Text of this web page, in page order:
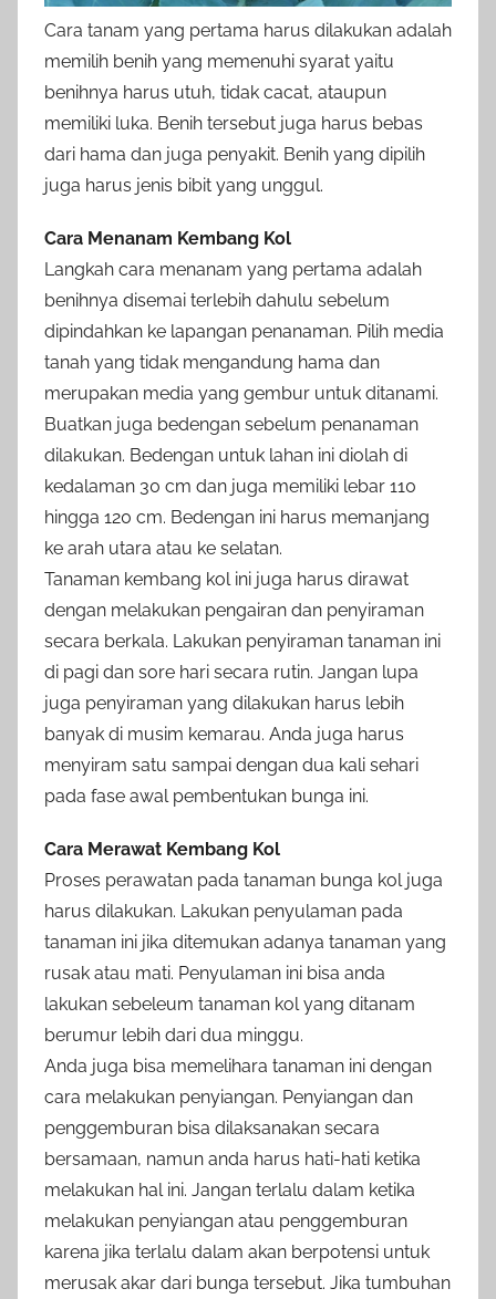
Cara tanam yang pertama harus dilakukan adalah
memilih benih yang memenuhi syarat yaitu
benihnya harus utuh, tidak cacat, ataupun
memiliki luka. Benih tersebut juga harus bebas
dari hama dan juga penyakit. Benih yang dipilih
juga harus jenis bibit yang unggul.
Cara Menanam Kembang Kol
Langkah cara menanam yang pertama adalah
benihnya disemai terlebih dahulu sebelum
dipindahkan ke lapangan penanaman. Pilih media
tanah yang tidak mengandung hama dan
merupakan media yang gembur untuk ditanami.
Buatkan juga bedengan sebelum penanaman
dilakukan. Bedengan untuk lahan ini diolah di
kedalaman 30 cm dan juga memiliki lebar 110
hingga 120 cm. Bedengan ini harus memanjang
ke arah utara atau ke selatan.
Tanaman kembang kol ini juga harus dirawat
dengan melakukan pengairan dan penyiraman
secara berkala. Lakukan penyiraman tanaman ini
di pagi dan sore hari secara rutin. Jangan lupa
juga penyiraman yang dilakukan harus lebih
banyak di musim kemarau. Anda juga harus
menyiram satu sampai dengan dua kali sehari
pada fase awal pembentukan bunga ini.
Cara Merawat Kembang Kol
Proses perawatan pada tanaman bunga kol juga
harus dilakukan. Lakukan penyulaman pada
tanaman ini jika ditemukan adanya tanaman yang
rusak atau mati. Penyulaman ini bisa anda
lakukan sebeleum tanaman kol yang ditanam
berumur lebih dari dua minggu.
Anda juga bisa memelihara tanaman ini dengan
cara melakukan penyiangan. Penyiangan dan
penggemburan bisa dilaksanakan secara
bersamaan, namun anda harus hati-hati ketika
melakukan hal ini. Jangan terlalu dalam ketika
melakukan penyiangan atau penggemburan
karena jika terlalu dalam akan berpotensi untuk
merusak akar dari bunga tersebut. Jika tumbuhan